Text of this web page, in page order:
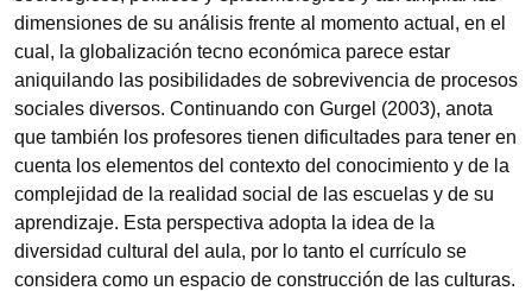
dimensiones de su análisis frente al momento actual, en el
cual, la globalización tecno económica parece estar
aniquilando las posibilidades de sobrevivencia de procesos
sociales diversos. Continuando con Gurgel (2003), anota
que también los profesores tienen dificultades para tener en
cuenta los elementos del contexto del conocimiento y de la
complejidad de la realidad social de las escuelas y de su
aprendizaje. Esta perspectiva adopta la idea de la
diversidad cultural del aula, por lo tanto el currículo se
considera como un espacio de construcción de las culturas.